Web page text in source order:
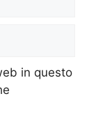
in questo